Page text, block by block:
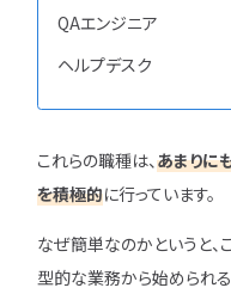
QAエンジニア
ヘルプデスク
これらの職種は、あまりに
を積極的に行っています。
なぜ簡単なのかというと、
型的な業務から始められる